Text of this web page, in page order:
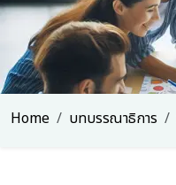
Home บทบรรณาธิการ